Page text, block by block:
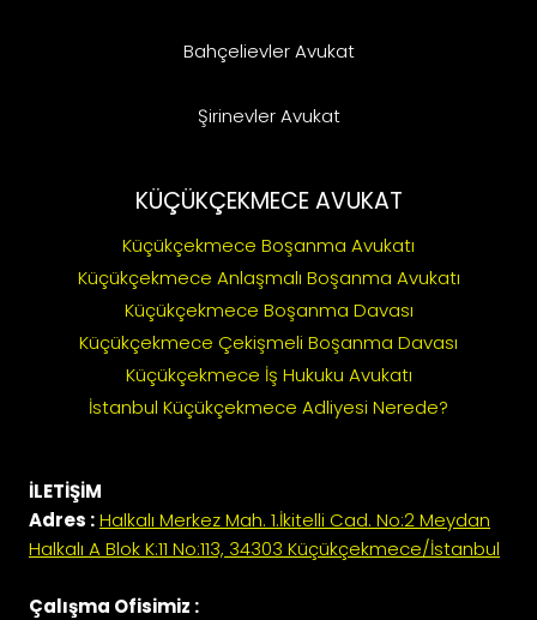
Bahçelievler Avukat
Şirinevler Avukat
KÜÇÜKÇEKMECE AVUKAT
Küçükçekmece Boşanma Avukatı
Küçükçekmece Anlaşmalı Boşanma Avukatı
Küçükçekmece Boşanma Davası
Küçükçekmece Çekişmeli Boşanma Davası
Küçükçekmece İş Hukuku Avukatı
İstanbul Küçükçekmece Adliyesi Nerede?
İLETİŞİM
Adres :Halkalı Merkez Mah. 1.İkitelli Cad. No:2 Meydan
Halkalı A Blok K:11 No:113, 34303 Küçükçekmece/İstanbul
Çalışma Ofisimiz :